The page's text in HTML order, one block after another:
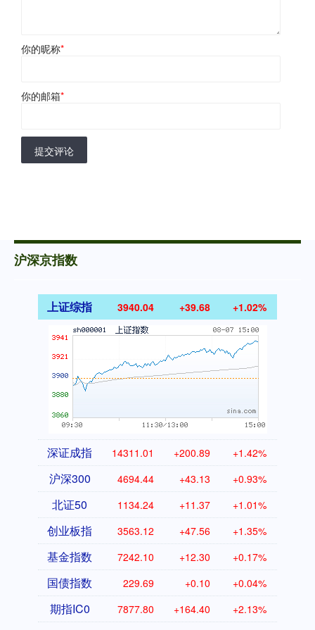
你的昵称*
你的邮箱*
提交评论
沪深京指数
上证综指 3940.04 +39.68 +1.02%
深证成指 14311.01 +200.89 +1.42%
沪深300 4694.44 +43.13 +0.93%
北证50 1134.24 +11.37 +1.01%
创业板指 3563.12 +47.56 +1.35%
基金指数 7242.10 +12.30 +0.17%
国债指数 229.69 +0.10 +0.04%
期指IC0 7877.80 +164.40 +2.13%